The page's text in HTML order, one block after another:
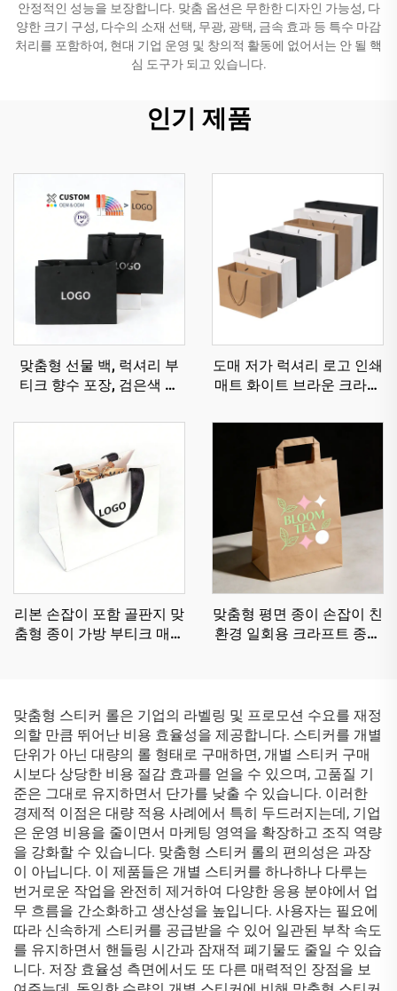
안정적인 성능을 보장합니다. 맞춤 옵션은 무한한 디자인 가능성, 다
양한 크기 구성, 다수의 소재 선택, 무광, 광택, 금속 효과 등 특수 마감
처리를 포함하여, 현대 기업 운영 및 창의적 활동에 없어서는 안 될 핵
심 도구가 되고 있습니다.
인기 제품
맞춤형 선물 백, 럭셔리 부
티크 향수 포장, 검은색 웨
잡이 포함
도매 저가 럭셔리 로고 인쇄
매트 화이트 브라운 크라프
리본 손잡이 포함 골판지 맞
춤형 종이 가방 부티크 매장
맞춤형 평면 종이 손잡이 친
환경 일회용 크라프트 종이
맞춤형 스티커 롤은 기업의 라벨링 및 프로모션 수요를 재정
의할 만큼 뛰어난 비용 효율성을 제공합니다. 스티커를 개별
단위가 아닌 대량의 롤 형태로 구매하면, 개별 스티커 구매
시보다 상당한 비용 절감 효과를 얻을 수 있으며, 고품질 기
준은 그대로 유지하면서 단가를 낮출 수 있습니다. 이러한
경제적 이점은 대량 적용 사례에서 특히 두드러지는데, 기업
은 운영 비용을 줄이면서 마케팅 영역을 확장하고 조직 역량
을 강화할 수 있습니다. 맞춤형 스티커 롤의 편의성은 과장
이 아닙니다. 이 제품들은 개별 스티커를 하나하나 다루는
번거로운 작업을 완전히 제거하여 다양한 응용 분야에서 업
무 흐름을 간소화하고 생산성을 높입니다. 사용자는 필요에
따라 신속하게 스티커를 공급받을 수 있어 일관된 부착 속도
를 유지하면서 핸들링 시간과 잠재적 폐기물도 줄일 수 있습
니다. 저장 효율성 측면에서도 또 다른 매력적인 장점을 보